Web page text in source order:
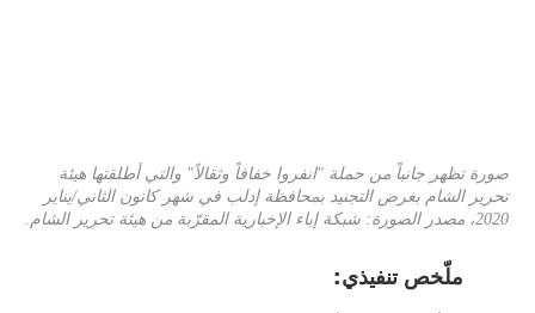
صورة تظهر جانباً من حملة "انفروا خفافاً وثقالاً" والتي أطلقتها هيئة
تحرير الشام بغرض التجنيد بمحافظة إدلب في شهر كانون الثاني/يناير
2020، مصدر الصورة: شبكة إباء الإخبارية المقرّبة من هيئة تحرير الشام.
ملّخص تنفيذي: